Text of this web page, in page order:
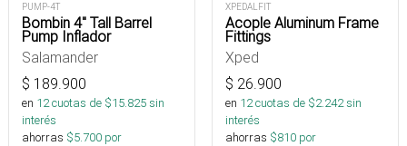
PUMP-4T
Bombin 4" Tall Barrel
Pump Inflador
Salamander
$ 189.900
en 12cuotas de $15.825sin
interés
ahorras $5.700 por
XPEDALFIT
Acople Aluminum Frame
Fittings
Xped
$ 26.900
en 12cuotas de $2.242sin
interés
ahorras $810 por